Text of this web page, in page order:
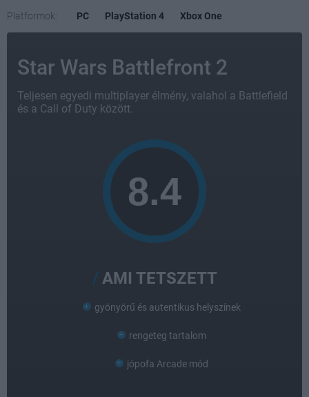
Platformok: PC PlayStation 4 Xbox One
Star Wars Battlefront 2
Teljesen egyedi multiplayer élmény, valahol a Battlefield
és a Call of Duty között.
AMI TETSZETT
gyönyörű és autentikus helyszínek
rengeteg tartalom
jópofa Arcade mód